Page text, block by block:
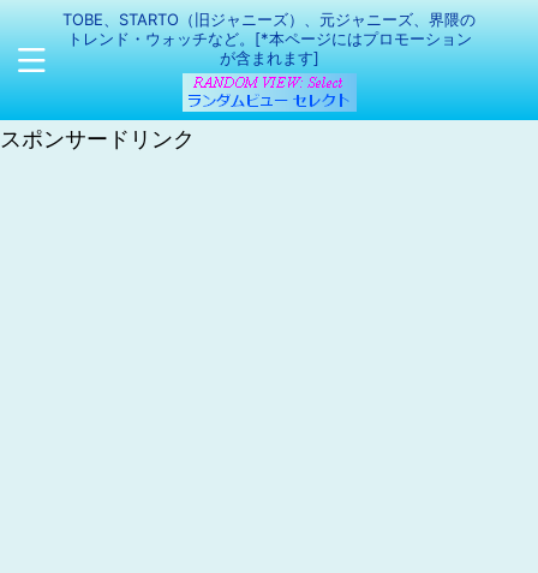
TOBE、STARTO（旧ジャニーズ）、元ジャニーズ、界隈の
トレンド・ウォッチなど。[*本ページにはプロモーション
が含まれます]
スポンサードリンク